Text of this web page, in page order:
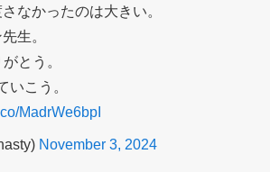
なかったのは大きい。
生。
とう。
いこう。
MadrWe6bpI
November 3, 2024